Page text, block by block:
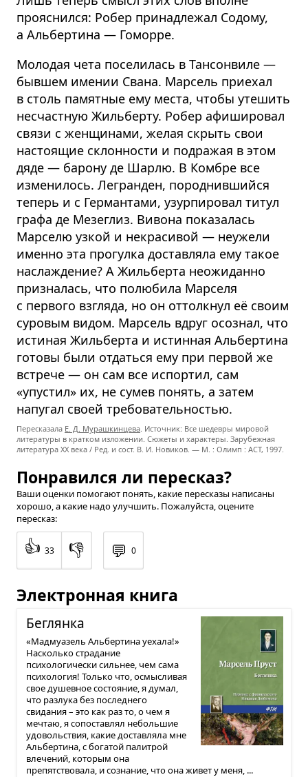
прояснился: Робер принадлежал Содому,
а Альбертина — Гоморре.
Молодая чета поселилась в Тансонвиле —
бывшем имении Свана. Марсель приехал
в столь памятные ему места, чтобы утешить
несчастную Жильберту. Робер афишировал
связи с женщинами, желая скрыть свои
настоящие склонности и подражая в этом
дяде — барону де Шарлю. В Комбре все
изменилось. Легранден, породнившийся
теперь и с Германтами, узурпировал титул
графа де Мезеглиз. Вивона показалась
Марселю узкой и некрасивой — неужели
именно эта прогулка доставляла ему такое
наслаждение? А Жильберта неожиданно
призналась, что полюбила Марселя
с первого взгляда, но он оттолкнул её своим
суровым видом. Марсель вдруг осознал, что
истиная Жильберта и истинная Альбертина
готовы были отдаться ему при первой же
встрече — он сам все испортил, сам
«упустил» их, не сумев понять, а затем
напугал своей требовательностью.
Пересказала Е. Д. Мурашкинцева . Источник: Все шедевры мировой
литературы в кратком изложении. Сюжеты и характеры. Зарубежная
литература XX века / Ред. и сост. В. И. Новиков. — М. : Олимп : ACT, 1997.
Понравился ли пересказ?
Ваши оценки помогают понять, какие пересказы написаны
хорошо, а какие надо улучшить. Пожалуйста, оцените
пересказ:
👍 33 👎 💬 0
Электронная книга
Бег­лянка
«Мадмуазель Альбертина уехала!»
Насколько страдание
психологически сильнее, чем сама
психология! Только что, осмысливая
свое душевное состояние, я думал,
что разлука без последнего
свидания – это как раз то, о чем я
мечтаю, я сопоставлял небольшие
удовольствия, какие доставляла мне
Альбертина, с богатой палитрой
влечений, которым она
препятствовала, и сознание, что она живет у меня, ...